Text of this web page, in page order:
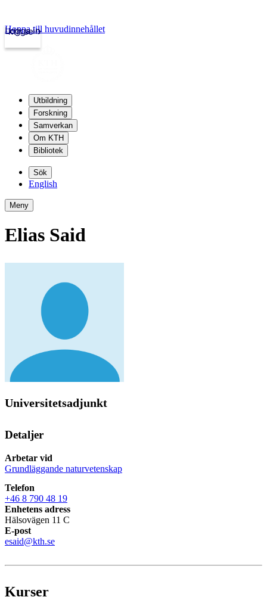
kth.se
Logga in
Hoppa till huvudinnehållet
Utbildning
Forskning
Samverkan
Om KTH
Bibliotek
Sök
English
Meny
Elias Said
Universitetsadjunkt
Detaljer
Arbetar vid
Grundläggande naturvetenskap
Telefon
+46 8 790 48 19
Enhetens adress
Hälsovägen 11 C
E-post
esaid@kth.se
Kurser